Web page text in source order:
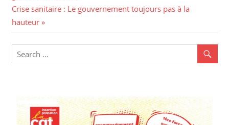
Crise sanitaire : Le gouvernement toujours pas à la
hauteur